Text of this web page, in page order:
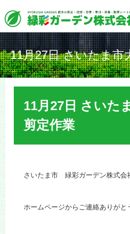
11月27日 さいたま市
11月27日 さいた
剪定作業
さいたま市 緑彩ガーデン株式会
ホームページからご連絡ありがと